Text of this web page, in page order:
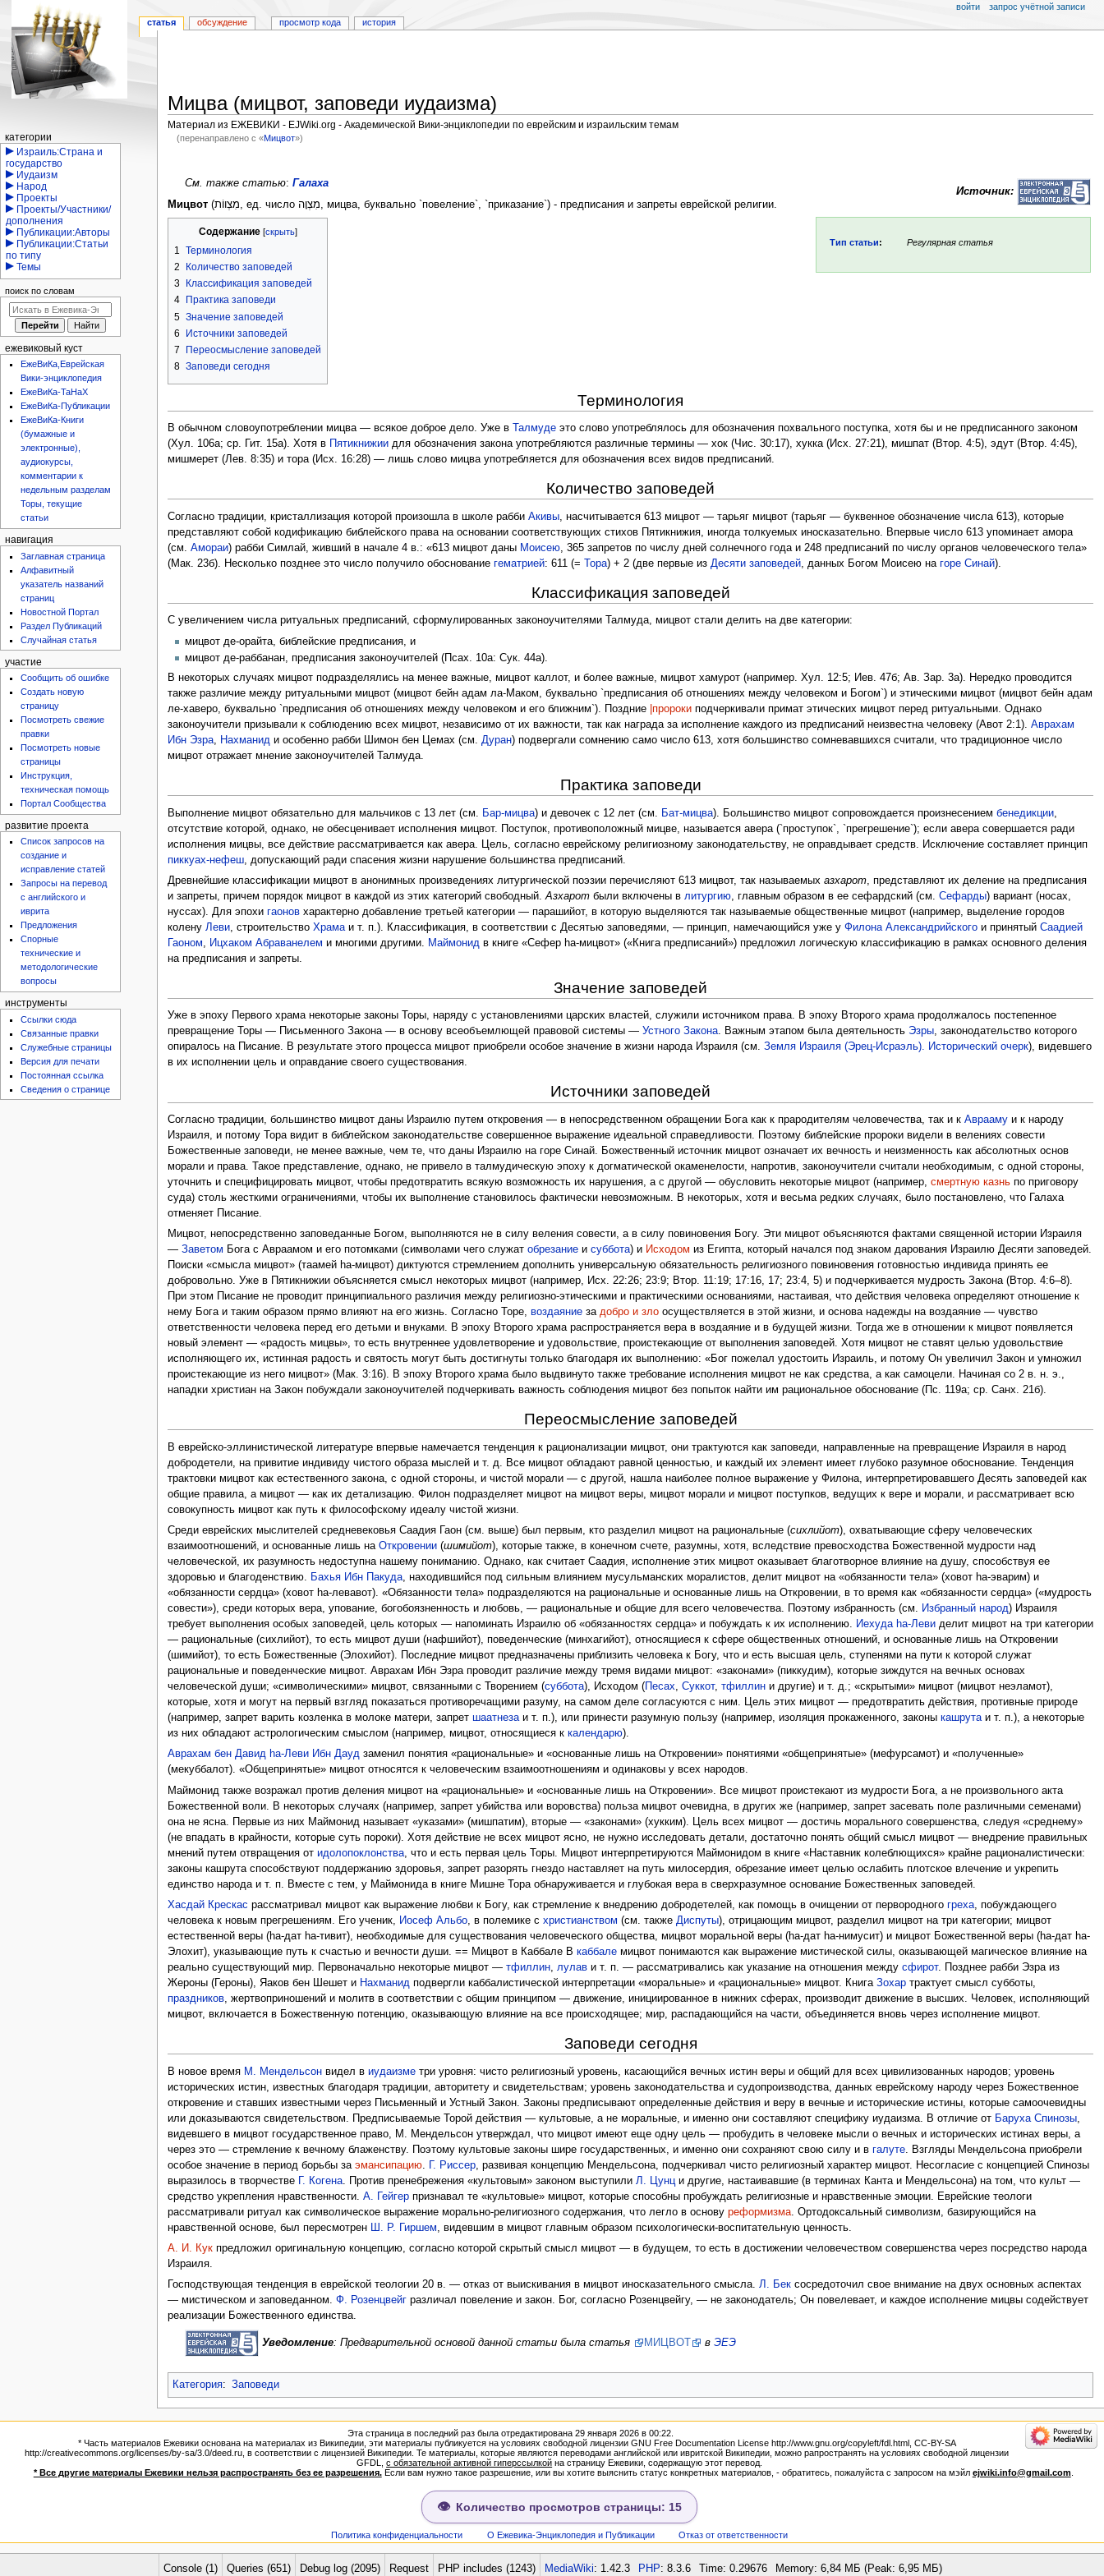
Мицва (мицвот, заповеди иудаизма)
Материал из ЕЖЕВИКИ - EJWiki.org - Академической Вики-энциклопедии по еврейским и израильским темам
(перенаправлено с «Мицвот»)
Источник:
Тип статьи: Регулярная статья
См. также статью: Галаха
Мицвот
(מִצְווֹת, ед. число מִצְוָה, мицва, буквально `повеление`, `приказание`) - предписания и запреты еврейской религии.
Содержание
1
Терминология
2
Количество заповедей
3
Классификация заповедей
4
Практика заповеди
5 Значение заповедей
6
Источники заповедей
7
Переосмысление заповедей
8 Заповеди сегодня
Терминология
В обычном словоупотреблении мицва — всякое доброе дело. Уже в Талмуде это слово употреблялось для обозначения похвального поступка, хотя бы и не предписанного законом
(Хул. 106а; ср. Гит. 15а). Хотя в
Пятикнижии для обозначения закона употребляются различные термины — хок (Чис. 30:17), хукка (Исх. 27:21), мишпат (Втор. 4:5), эдут (Втор. 4:45),
мишмерет (Лев. 8:35) и тора (Исх. 16:28) — лишь слово мицва употребляется для обозначения всех видов предписаний.
Количество заповедей
Согласно традиции, кристаллизация которой произошла в школе раббиАкивы, насчитывается 613 мицвот — тарьяг мицвот (тарьяг — буквенное обозначение числа 613), которые
представляют собой кодификацию библейского права на основании соответствующих стихов Пятикнижия, иногда толкуемых иносказательно. Впервые число 613 упоминает амора
(см.Амораи) рабби Симлай, живший в начале 4 в.: «613 мицвот даны Моисею, 365 запретов по числу дней солнечного года и 248 предписаний по числу органов человеческого тела»
(Мак. 23б). Несколько позднее это число получило обоснованиегематрией: 611 (=Тора) + 2 (две первые изДесяти заповедей, данных Богом Моисею нагоре Синай).
Классификация заповедей
С увеличением числа ритуальных предписаний, сформулированных законоучителями Талмуда, мицвот стали делить на две категории:
мицвот де-орайта, библейские предписания, и
мицвот де-раббанан, предписания законоучителей (Псах. 10а: Сук. 44а).
В некоторых случаях мицвот подразделялись на менее важные, мицвот каллот, и более важные, мицвот хамурот (например. Хул. 12:5; Иев. 47б; Ав. Зар. 3а). Нередко проводится
также различие между ритуальными мицвот (мицвот бейн адам ла-Маком, буквально `предписания об отношениях между человеком и Богом`) и этическими мицвот (мицвот бейн адам
ле-хаверо, буквально `предписания об отношениях между человеком и его ближним`). Поздние |пророки подчеркивали примат этических мицвот перед ритуальными. Однако
законоучители призывали к соблюдению всех мицвот, независимо от их важности, так как награда за исполнение каждого из предписаний неизвестна человеку (Авот 2:1).Аврахам
Ибн Эзра, Нахманид и особенно рабби Шимон бен Цемах (см.Дуран) подвергали сомнению само число 613, хотя большинство сомневавшихся считали, что традиционное число
мицвот отражает мнение законоучителей Талмуда.
Практика заповеди
Выполнение мицвот обязательно для мальчиков с 13 лет (см. Бар-мицва) и девочек с 12 лет (см. Бат-мицва). Большинство мицвот сопровождается произнесениембенедикции
отсутствие которой, однако, не обесценивает исполнения мицвот. Поступок, противоположный мицве, называется авера (`проступок`, `прегрешение`); если авера совершается ради
исполнения мицвы, все действие рассматривается как авера. Цель, согласно еврейскому религиозному законодательству, не оправдывает средств. Исключение составляет принцип
пиккуах-нефеш , допускающий ради спасения жизни нарушение большинства предписаний.
Древнейшие классификации мицвот в анонимных произведениях литургической поэзии перечисляют 613 мицвот, так называемыхазхарот, представляют их деление на предписания
и запреты, причем порядок мицвот в каждой из этих категорий свободный.Азхарот были включены влитургию, главным образом в ее сефардский (см.Сефарды) вариант (носах,
нуссах). Для эпохигаонов характерно добавление третьей категории — парашийот, в которую выделяются так называемые общественные мицвот (например, выделение городов
коленуЛеви, строительствоХрамаи т. п.). Классификация, в соответствии с Десятью заповедями, — принцип, намечающийся уже уФилона Александрийского и принятыйСаадией
Гаоном, Ицхаком Абраванелем и многими другими. Маймонид в книге «Сефер hа-мицвот» («Книга предписаний») предложил логическую классификацию в рамках основного деления
на предписания и запреты.
Значение заповедей
Уже в эпоху Первого храма некоторые законы Торы, наряду с установлениями царских властей, служили источником права. В эпоху Второго храма продолжалось постепенное
превращение Торы — Письменного Закона — в основу всеобъемлющей правовой системы —Устного Закона. Важным этапом была деятельность Эзры, законодательство которого
опиралось на Писание. В результате этого процесса мицвот приобрели особое значение в жизни народа Израиля (см.Земля Израиля (Эрец-Исраэль). Исторический очерк), видевшего
в их исполнении цель и оправдание своего существования.
Источники заповедей
Согласно традиции, большинство мицвот даны Израилю путем откровения — в непосредственном обращении Бога как к прародителям человечества, так и кАврааму и к народу
Израиля, и потому Тора видит в библейском законодательстве совершенное выражение идеальной справедливости. Поэтому библейские пророки видели в велениях совести
Божественные заповеди, не менее важные, чем те, что даны Израилю на горе Синай. Божественный источник мицвот означает их вечность и неизменность как абсолютных основ
морали и права. Такое представление, однако, не привело в талмудическую эпоху к догматической окаменелости, напротив, законоучители считали необходимым, с одной стороны,
уточнить и специфицировать мицвот, чтобы предотвратить всякую возможность их нарушения, а с другой — обусловить некоторые мицвот (например,смертную казнь по приговору
суда) столь жесткими ограничениями, чтобы их выполнение становилось фактически невозможным. В некоторых, хотя и весьма редких случаях, было постановлено, что Галаха
отменяет Писание.
Мицвот, непосредственно заповеданные Богом, выполняются не в силу веления совести, а в силу повиновения Богу. Эти мицвот объясняются фактами священной истории Израиля
—Заветом Бога с Авраамом и его потомками (символами чего служатобрезание исуббота) и Исходом из Египта, который начался под знаком дарования Израилю Десяти заповедей.
Поиски «смысла мицвот» (таамей hа-мицвот) диктуются стремлением дополнить универсальную обязательность религиозного повиновения готовностью индивида принять ее
добровольно. Уже в Пятикнижии объясняется смысл некоторых мицвот (например, Исх. 22:26; 23:9; Втор. 11:19; 17:16, 17; 23:4, 5) и подчеркивается мудрость Закона (Втор. 4:6–8).
При этом Писание не проводит принципиального различия между религиозно-этическими и практическими основаниями, настаивая, что действия человека определяют отношение к
нему Бога и таким образом прямо влияют на его жизнь. Согласно Торе,воздаяние задобро и зло осуществляется в этой жизни, и основа надежды на воздаяние — чувство
ответственности человека перед его детьми и внуками. В эпоху Второго храма распространяется вера в воздаяние и в будущей жизни. Тогда же в отношении к мицвот появляется
новый элемент — «радость мицвы», то есть внутреннее удовлетворение и удовольствие, проистекающие от выполнения заповедей. Хотя мицвот не ставят целью удовольствие
исполняющего их, истинная радость и святость могут быть достигнуты только благодаря их выполнению: «Бог пожелал удостоить Израиль, и потому Он увеличил Закон и умножил
проистекающие из него мицвот» (Мак. 3:16). В эпоху Второго храма было выдвинуто также требование исполнения мицвот не как средства, а как самоцели. Начиная со 2 в. н. э.,
нападки христиан на Закон побуждали законоучителей подчеркивать важность соблюдения мицвот без попыток найти им рациональное обоснование (Пс. 119а; ср. Санх. 21б).
Переосмысление заповедей
В еврейско-эллинистической литературе впервые намечается тенденция к рационализации мицвот, они трактуются как заповеди, направленные на превращение Израиля в народ
добродетели, на привитие индивиду чистого образа мыслей и т. д. Все мицвот обладают равной ценностью, и каждый их элемент имеет глубоко разумное обоснование. Тенденция
трактовки мицвот как естественного закона, с одной стороны, и чистой морали — с другой, нашла наиболее полное выражение у Филона, интерпретировавшего Десять заповедей как
общие правила, а мицвот — как их детализацию. Филон подразделяет мицвот на мицвот веры, мицвот морали и мицвот поступков, ведущих к вере и морали, и рассматривает всю
совокупность мицвот как путь к философскому идеалу чистой жизни.
Среди еврейских мыслителей средневековья Саадия Гаон (см. выше) был первым, кто разделил мицвот на рациональные (сихлийот), охватывающие сферу человеческих
взаимоотношений, и основанные лишь наОткровении (шимийот), которые также, в конечном счете, разумны, хотя, вследствие превосходства Божественной мудрости над
человеческой, их разумность недоступна нашему пониманию. Однако, как считает Саадия, исполнение этих мицвот оказывает благотворное влияние на душу, способствуя ее
здоровью и благоденствию. Бахья Ибн Пакуда, находившийся под сильным влиянием мусульманских моралистов, делит мицвот на «обязанности тела» (ховот hа-эварим) и
«обязанности сердца» (ховот hа-левавот). «Обязанности тела» подразделяются на рациональные и основанные лишь на Откровении, в то время как «обязанности сердца» («мудрость
совести»), среди которых вера, упование, богобоязненность и любовь, — рациональные и общие для всего человечества. Поэтому избранность (см. Избранный народ) Израиля
требует выполнения особых заповедей, цель которых — напоминать Израилю об «обязанностях сердца» и побуждать к их исполнению. Иехуда hа-Леви делит мицвот на три категории
— рациональные (сихлийот), то есть мицвот души (нафшийот), поведенческие (минхагийот), относящиеся к сфере общественных отношений, и основанные лишь на Откровении
(шимийот), то есть Божественные (Элохийот). Последние мицвот предназначены приблизить человека к Богу, что и есть высшая цель, ступенями на пути к которой служат
рациональные и поведенческие мицвот. Аврахам Ибн Эзра проводит различие между тремя видами мицвот: «законами» (пиккудим), которые зиждутся на вечных основах
человеческой души; «символическими» мицвот, связанными с Творением (суббота), Исходом ( Песах,Суккот,тфиллин и другие) и т. д.; «скрытыми» мицвот (мицвот неэламот),
которые, хотя и могут на первый взгляд показаться противоречащими разуму, на самом деле согласуются с ним. Цель этих мицвот — предотвратить действия, противные природе
(например, запрет варить козленка в молоке матери, запретшаатнезаи т. п.), или принести разумную пользу (например, изоляция прокаженного, законыкашрутаи т. п.), а некоторые
из них обладают астрологическим смыслом (например, мицвот, относящиеся ккалендарю).
Аврахам бен Давид hа-Леви Ибн Дауд заменил понятия «рациональные» и «основанные лишь на Откровении» понятиями «общепри­ня­тые» (мефурсамот) и «полученные»
(мекуббалот). «Общепринятые» мицвот относятся к человеческим взаимоотношениям и одинаковы у всех народов.
Маймонид также возражал против деления мицвот на «рациональные» и «основанные лишь на Откровении». Все мицвот проистекают из мудрости Бога, а не произвольного акта
Божественной воли. В некоторых случаях (например, запрет убийства или воровства) польза мицвот очевидна, в других же (например, запрет засевать поле различными семенами)
она не ясна. Первые из них Маймонид называет «указами» (мишпатим), вторые — «законами» (хукким). Цель всех мицвот — достичь морального совершенства, следуя «среднему»
(не впадать в крайности, которые суть пороки). Хотя действие не всех мицвот ясно, не нужно исследовать детали, достаточно понять общий смысл мицвот — внедрение правильных
мнений путем отвращения отидолопоклонства, что и есть первая цель Торы. Мицвот интерпретируются Маймонидом в книге «Наставник колеблющихся» крайне рационалистически:
законы кашрута способствуют поддержанию здоровья, запрет разорять гнездо наставляет на путь милосердия, обрезание имеет целью ослабить плотское влечение и укрепить
единство народа и т. п. Вместе с тем, у Маймонида в книге Мишне Тора обнаруживается и глубокая вера в сверхразумное основание Божественных заповедей.
Хасдай Крескас рассматривал мицвот как выражение любви к Богу, как стремление к внедрению добродетелей, как помощь в очищении от первородногогреха, побуждающего
человека к новым прегрешениям. Его ученик, Иосеф Альбо, в полемике схристианством (см. такжеДиспуты), отрицающим мицвот, разделил мицвот на три категории; мицвот
естественной веры (hа-дат hа-тивит), необходимые для существования человеческого общества, мицвот моральной веры (hа-дат hа-нимусит) и мицвот Божественной веры (hа-дат hа-
Элохит), указывающие путь к счастью и вечности души. == Мицвот в Каббале Вкаббале мицвот понимаются как выражение мистической силы, оказывающей магическое влияние на
реально существующий мир. Первоначально некоторые мицвот —тфиллин,лулав и т. п. — рассматривались как указание на отношения междусфирот. Позднее рабби Эзра из
Жероны (Героны), Яаков бен Шешет и Нахманид подвергли каббалистической интерпретации «моральные» и «рациональные» мицвот. КнигаЗохар трактует смысл субботы,
праздников, жертвоприношений и молитв в соответствии с общим принципом — движение, инициированное в нижних сферах, производит движение в высших. Человек, исполняющий
мицвот, включается в Божественную потенцию, оказывающую влияние на все происходящее; мир, распадающийся на части, объединяется вновь через исполнение мицвот.
Заповеди сегодня
В новое время М. Мендельсон видел виудаизме три уровня: чисто религиозный уровень, касающийся вечных истин веры и общий для всех цивилизованных народов; уровень
исторических истин, известных благодаря традиции, авторитету и свидетельствам; уровень законодательства и судопроизводства, данных еврейскому народу через Божественное
откровение и ставших известными через Письменный и Устный Закон. Законы предписывают определенные действия и веру в вечные и исторические истины, которые самоочевидны
или доказываются свидетельством. Предписываемые Торой действия — культовые, а не моральные, и именно они составляют специфику иудаизма. В отличие от Баруха Спинозы
видевшего в мицвот государственное право, М. Мендельсон утверждал, что мицвот имеют еще одну цель — пробудить в человеке мысли о вечных и исторических истинах веры, а
через это — стремление к вечному блаженству. Поэтому культовые законы шире государственных, и именно они сохраняют свою силу и вгалуте . Взгляды Мендельсона приобрели
особое значение в период борьбы заэмансипацию Г. Риссер , развивая концепцию Мендельсона, подчеркивал чисто религиозный характер мицвот. Несогласие с концепцией Спинозы
выразилось в творчестве Г. Когена . Против пренебрежения «культовым» законом выступили Л. Цунц и другие, настаивавшие (в терминах Канта и Мендельсона) на том, что культ —
средство укрепления нравственности.А. Гейгер признавал те «культовые» мицвот, которые способны пробуждать религиозные и нравственные эмоции. Еврейские теологи
рассматривали ритуал как символическое выражение морально-религиозного содержания, что легло в основуреформизма . Ортодоксальный символизм, базирующийся на
нравственной основе, был пересмотрен
Ш. Р. Гиршем , видевшим в мицвот главным образом психологически-воспитательную ценность.
А. И. Кук предложил оригинальную концепцию, согласно которой скрытый смысл мицвот — в будущем, то есть в достижении человечеством совершенства через посредство народа
Израиля.
Господствующая тенденция в еврейской теологии 20 в. — отказ от выискивания в мицвот иносказательного смысла.Л. Бек сосредоточил свое внимание на двух основных аспектах
— мистическом и заповеданном.Ф. Розенцвейг различал повеление и закон. Бог, согласно Розенцвейгу, — не законодатель; Он повелевает, и каждое исполнение мицвы содействует
реализации Божественного единства.
Уведомление: Предварительной основой данной статьи была статья МИЦВОТ в ЭЕЭ
Категория: Заповеди
Навигация
статья обсуждение просмотр кода история
войти запрос учётной записи
категории
Израиль:Страна и
государство
Иудаизм
Народ
Проекты
Проекты/Участники/
дополнения
Публикации:Авторы
Публикации:Статьи
по типу
Темы
поиск по словам
ежевиковый куст
ЕжеВиКа,Еврейская
Вики-энциклопедия
ЕжеВиКа-ТаНаХ
ЕжеВиКа-Публикации
ЕжеВиКа-Книги
(бумажные и
электронные),
аудиокурсы,
комментарии к
недельным разделам
Торы, текущие
статьи
навигация
Заглавная страница
Алфавитный
указатель названий
страниц
Новостной Портал
Раздел Публикаций
Случайная статья
участие
Сообщить об ошибке
Создать новую
страницу
Посмотреть свежие
правки
Посмотреть новые
страницы
Инструкция,
техническая помощь
Портал Сообщества
развитие проекта
Список запросов на
создание и
исправление статей
Запросы на перевод
с английского и
иврита
Предложения
Спорные
технические и
методологические
вопросы
инструменты
Ссылки сюда
Связанные правки
Служебные страницы
Версия для печати
Постоянная ссылка
Сведения о странице
Эта страница в последний раз была отредактирована 29 января 2026 в 00:22.
* Часть материалов Ежевики основана на материалах из Википедии, эти материалы публикуется на условиях свободной лицензии GNU Free Documentation License http://www.gnu.org/copyleft/fdl.html, CC-BY-SA
http://creativecommons.org/licenses/by-sa/3.0/deed.ru, в соответствии с лицензией Википедии. Те материалы, которые являются переводами английской или ивритской Википедии, можно рапространять на условиях свободной лицензии
GFDL,с обязательной активной гиперссылкой на страницу Ежевики, содержащую этот перевод.
* Все другие материалы Ежевики нельзя распространять без ее разрешения.Если вам нужно такое разрешение, или вы хотите выяснить статус конкретных материалов, - обратитесь, пожалуйста с запросом на мэйл ejwiki.info@gmail.com.
Количество просмотров страницы: 15
Политика конфиденциальности О Ежевика-Энциклопедия и Публикации Отказ от ответственности
Console (1) Queries (651) Debug log (2095) Request PHP includes (1243) MediaWiki: 1.42.3 PHP: 8.3.6 Time: 0.29676 Memory: 6,84 МБ (Peak: 6,95 МБ)